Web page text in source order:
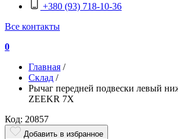
+380 (93) 718-10-36
Все контакты
0
Главная /
Склад /
Рычаг передней подвески левый
ZEEKR 7X
Код: 20857
Добавить в избранное